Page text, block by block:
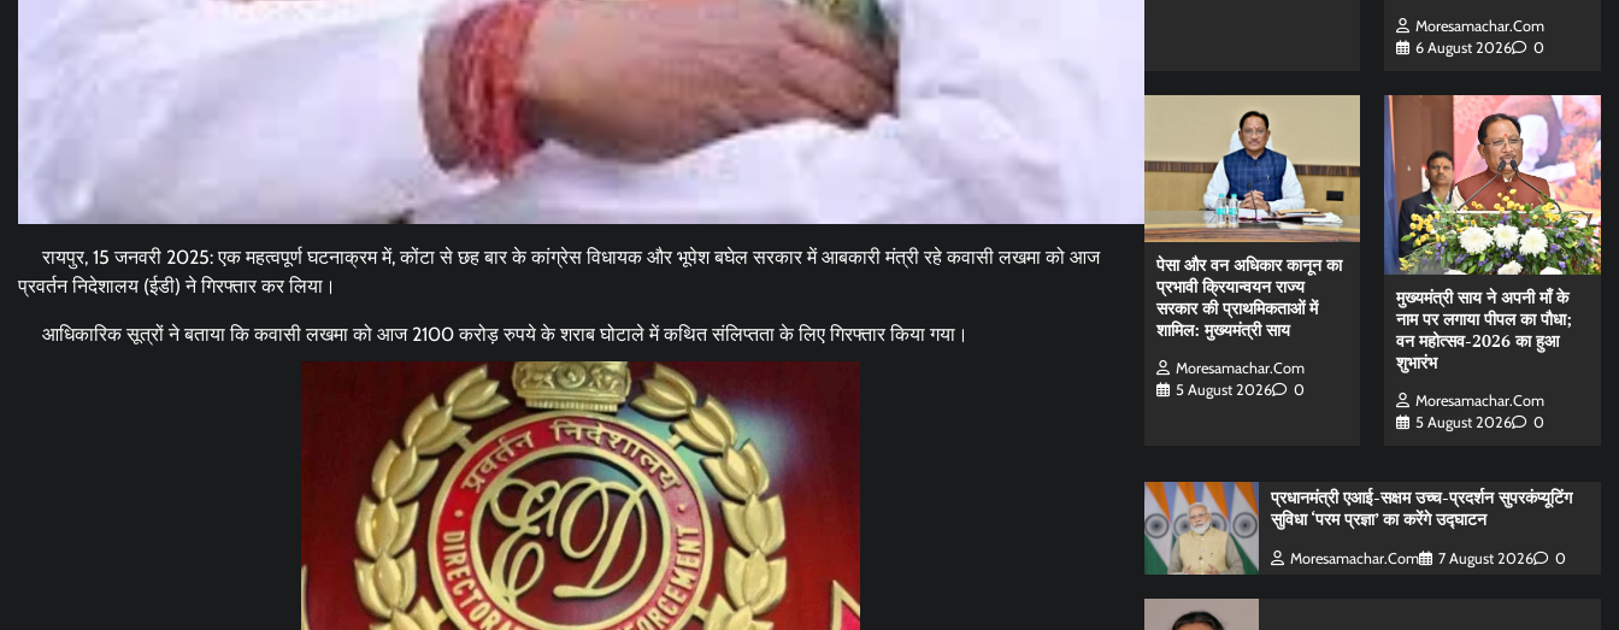
रायपुर, 15 जनवरी 2025: एक महत्वपूर्ण घटनाक्रम में, कोंटा से छह बार के कांग्रेस विधायक और भूपेश बघेल सरकार में आबकारी मंत्री रहे कवासी लखमा को आज
प्रवर्तन निदेशालय (ईडी) ने गिरफ्तार कर लिया।
आधिकारिक सूत्रों ने बताया कि कवासी लखमा को आज 2100 करोड़ रुपये के शराब घोटाले में कथित संलिप्तता के लिए गिरफ्तार किया गया।
Moresamachar.com
6 August 2026
0
पेसा और वन अधिकार कानून का
प्रभावी क्रियान्वयन राज्य
सरकार की प्राथमिकताओं में
शामिल: मुख्यमंत्री साय
Moresamachar.com
5 August 2026
0
मुख्यमंत्री साय ने अपनी माँ के
नाम पर लगाया पीपल का पौधा;
वन महोत्सव-2026 का हुआ
शुभारंभ
Moresamachar.com
5 August 2026
0
प्रधानमंत्री एआई-सक्षम उच्च-प्रदर्शन सुपरकंप्यूटिंग
सुविधा ‘परम प्रज्ञा’ का करेंगे उद्घाटन
Moresamachar.com 7 August 2026 0